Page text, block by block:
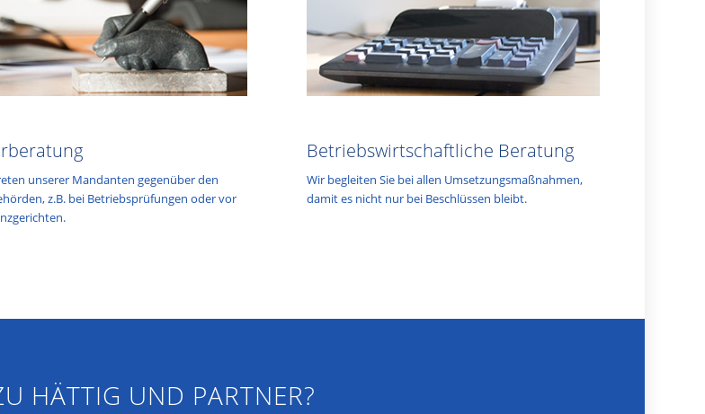
unserer Mandanten gegenüber den
z.B. bei Betriebsprüfungen oder vor
Betriebswirtschaftliche Beratung
Wir begleiten Sie bei allen Umsetzungsmaßnahmen,
damit es nicht nur bei Beschlüssen bleibt.
HÄTTIG UND PARTNER?